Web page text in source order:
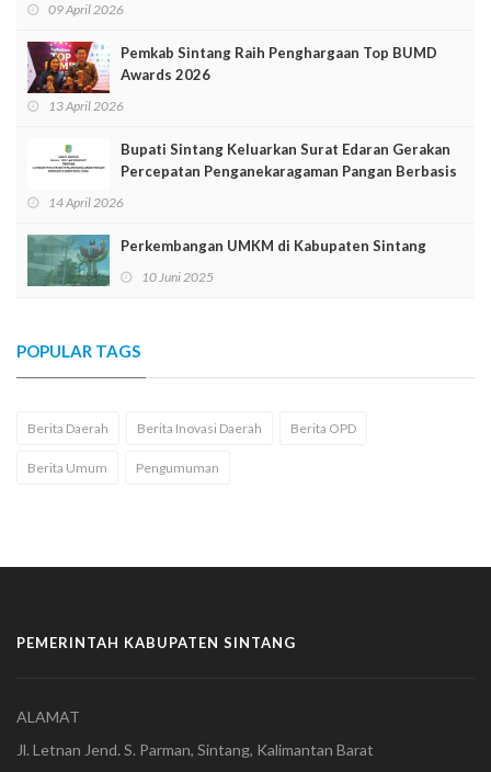
09 April 2026
Pemkab Sintang Raih Penghargaan Top BUMD
Awards 2026
13 April 2026
Bupati Sintang Keluarkan Surat Edaran Gerakan
Percepatan Penganekaragaman Pangan Berbasis
14 April 2026
Perkembangan UMKM di Kabupaten Sintang
10 Juni 2025
POPULAR TAGS
Berita Daerah Berita Inovasi Daerah Berita OPD
Berita Umum Pengumuman
PEMERINTAH KABUPATEN SINTANG
ALAMAT
Jl. Letnan Jend. S. Parman, Sintang, Kalimantan Barat